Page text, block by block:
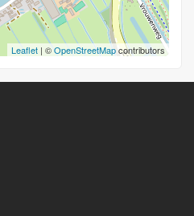
Leaflet | ©OpenStreetMapcontributors